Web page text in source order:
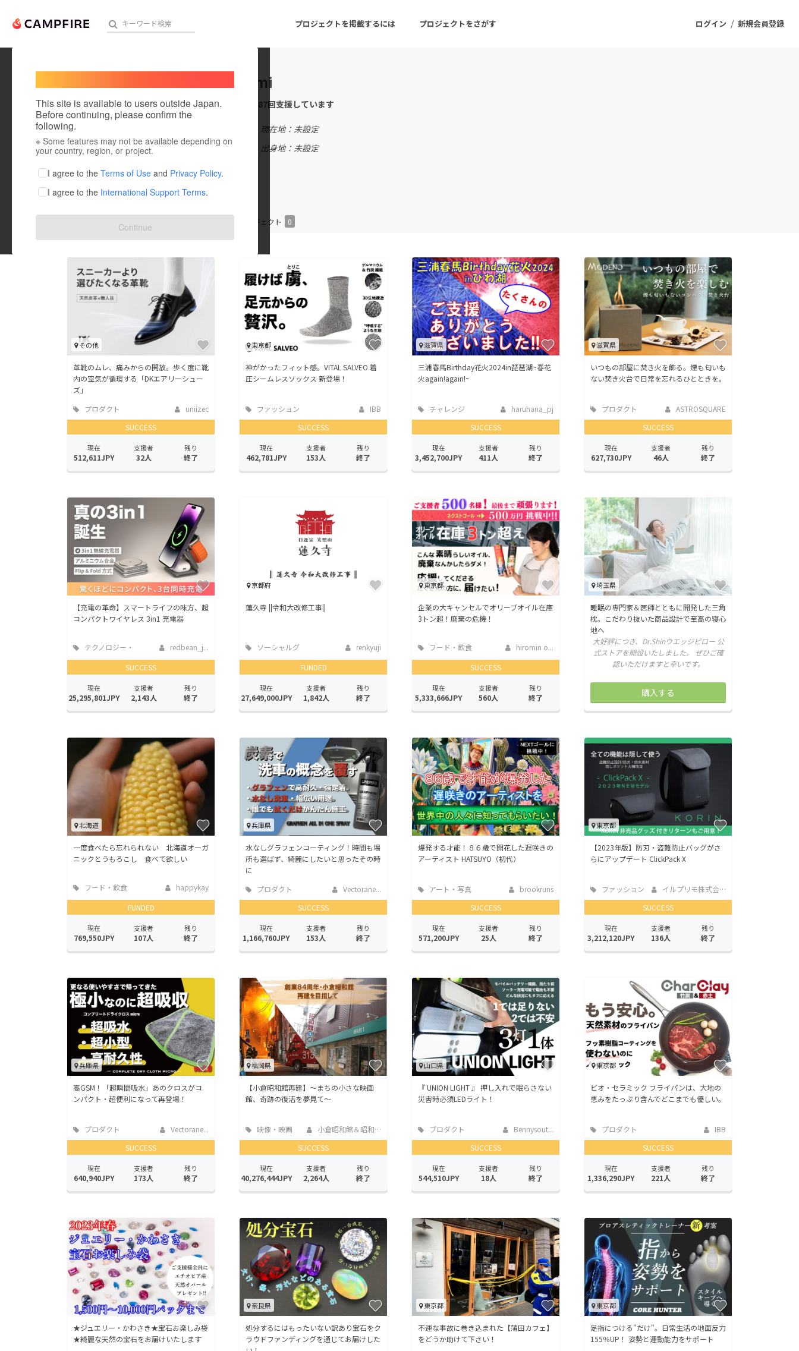
ログイン / 新規会員登録
プロジェクトを掲載するには プロジェクトをさがす
人気のプロジェクト 注目のリターン 注目の新着プロジェクト
アート・写真 音楽
テクノロジー・ガジェット
映像・映画
ビジネス・起業
チャレンジ
まちづくり・地域活性化
CAMPFIRE for Social Good
CAMPFIRE Creation
CAMPFIREふるさと納税
machi-ya コミュニティ
This site is available to users outside Japan.
Before continuing, please confirm the
following.
※ Some features may not be available depending on
your country, region, or project.
I agree to the Terms of Use and Privacy Policy.
I agree to the International Support Terms.
Continue
kerokumi
これまでに87回支援しています
現在地：未設定
出身国：日本
出身地：未設定
プロジェクト 0
その他
革靴のムレ、痛みからの開放。歩く度に靴
内の空気が循環する「DKエアリーシュー
ズ」
プロダクト
uniizec
SUCCESS
現在
512,611JPY
支援者
32人
残り
終了
東京都
神がかったフィット感。VITAL SALVEO 着
圧シームレスソックス 新登場！
ファッション
IBB
SUCCESS
現在
462,781JPY
支援者
153人
残り
終了
滋賀県
三浦春馬Birthday花火2024in琵琶湖~春花
火again!again!~
チャレンジ
haruhana_pj
SUCCESS
現在
3,452,700JPY
支援者
411人
残り
終了
滋賀県
いつもの部屋に焚き火を飾る。煙も匂いも
ない焚き火台で日常を忘れるひとときを。
プロダクト
ASTROSQUARE
SUCCESS
現在
627,730JPY
支援者
46人
残り
終了
【充電の革命】スマートライフの味方、超
コンパクトワイヤレス 3in1 充電器
テクノロジー・
redbean_j...
SUCCESS
現在
25,295,801JPY
支援者
2,143人
残り
終了
京都府
蓮久寺 ||令和大改修工事||
ソーシャルグ
renkyuji
FUNDED
現在
27,649,000JPY
支援者
1,842人
残り
終了
東京都
企業の大キャンセルでオリーブオイル在庫
3トン超！廃棄の危機！
フード・飲食
hiromin o...
SUCCESS
現在
5,333,666JPY
支援者
560人
残り
終了
埼玉県
睡眠の専門家＆医師とともに開発した三角
枕。こだわり抜いた商品設計で至高の寝心
地へ
大好評につき、Dr.Shinウエッジピロー 公
式ストアを開設いたしました。 ぜひご確
認いただけますと幸いです。
購入する
北海道
一度食べたら忘れられない 北海道オーガ
ニックとうもろこし 食べて欲しい
フード・飲食
happykay
FUNDED
現在
769,550JPY
支援者
107人
残り
終了
兵庫県
水なしグラフェンコーティング！時間も場
所も選ばず、綺麗にしたいと思ったその時
に
プロダクト
Vectorane...
SUCCESS
現在
1,166,760JPY
支援者
153人
残り
終了
爆発する才能！８６歳で開花した遅咲きの
アーティスト HATSUYO（初代）
アート・写真
brookruns
SUCCESS
現在
571,200JPY
支援者
25人
残り
終了
東京都
【2023年版】防刃・盗難防止バッグがさ
らにアップデート ClickPack X
ファッション
イルプリモ株式会社
SUCCESS
現在
3,212,120JPY
支援者
136人
残り
終了
兵庫県
高GSM！「超瞬間吸水」あのクロスがコ
ンパクト・超便利になって再登場！
プロダクト
Vectorane...
SUCCESS
現在
640,940JPY
支援者
173人
残り
終了
福岡県
【小倉昭和館再建】～まちの小さな映画
館、奇跡の復活を夢見て～
映像・映画
小倉昭和館＆昭和館...
SUCCESS
現在
40,276,444JPY
支援者
2,264人
残り
終了
山口県
『 UNION LIGHT 』 押し入れで眠らさない
災害時必須LEDライト！
プロダクト
Bennysout...
SUCCESS
現在
544,510JPY
支援者
18人
残り
終了
東京都
ビオ・セラミック フライパンは、大地の
恵みをたっぷり含んでどこまでも優しい。
プロダクト
IBB
SUCCESS
現在
1,336,290JPY
支援者
221人
残り
終了
★ジュエリー・かわさき★宝石お楽しみ袋
★綺麗な天然の宝石をお届けいたします
奈良県
処分するにはもったいない訳あり宝石をク
ラウドファンディングを通じてお届けした
東京都
不運な事故に巻き込まれた【蒲田カフェ】
をどうか助けて下さい！
東京都
足指につける"だけ"。日常生活の地面反力
155％UP！ 姿勢と運動能力をサポート